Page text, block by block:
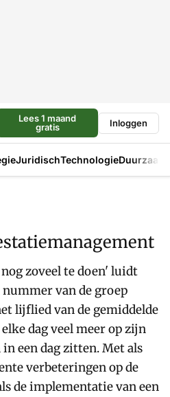
Lees 1 maand
gratis
Inloggen
JuridischTechnologie
zoveel te doen' luidt
van de groep
lijflied van de gemiddelde
dag veel meer op zijn
een dag zitten. Met als
verbeteringen op de
de implementatie van een